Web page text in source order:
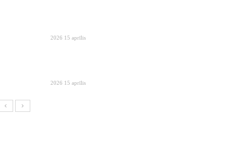
2026 15 aprīlis
2026 15 aprīlis